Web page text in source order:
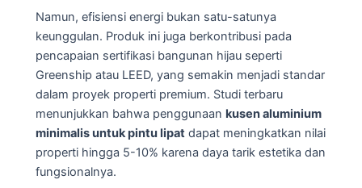
Namun, efisiensi energi bukan satu-satunya
keunggulan. Produk ini juga berkontribusi pada
pencapaian sertifikasi bangunan hijau seperti
Greenship atau LEED, yang semakin menjadi standar
dalam proyek properti premium. Studi terbaru
menunjukkan bahwa penggunaan kusen aluminium
minimalis untuk pintu lipat dapat meningkatkan nilai
properti hingga 5-10% karena daya tarik estetika dan
fungsionalnya.